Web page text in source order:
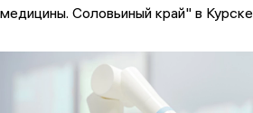
медицины. Соловьиный край" в Курске